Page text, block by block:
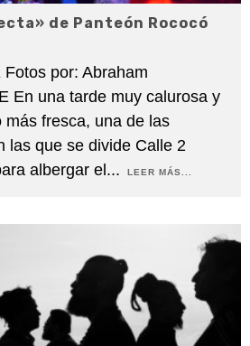
de Panteón Rococó
por: Abraham
En una tarde muy calurosa y
más fresca, una de las
las que se divide Calle 2
albergar el ... LEER MÁS...